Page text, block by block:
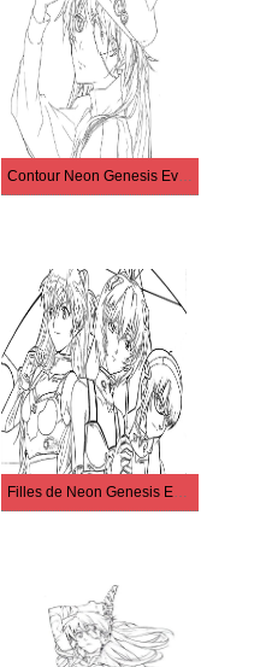
Contour Neon Genesis Evangelion imprimable
Filles de Neon Genesis Evangelion